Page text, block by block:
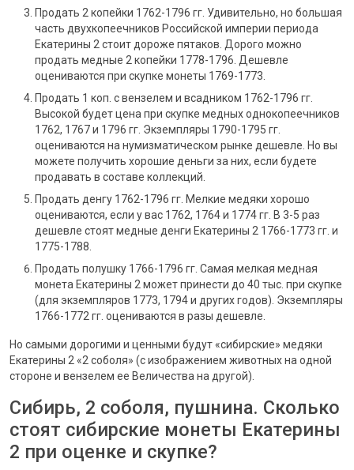
Продать 2 копейки 1762-1796 гг. Удивительно, но большая
часть двухкопеечников Российской империи периода
Екатерины 2 стоит дороже пятаков. Дорого можно
продать медные 2 копейки 1778-1796. Дешевле
оцениваются при скупке монеты 1769-1773.
Продать 1 коп. с вензелем и всадником 1762-1796 гг.
Высокой будет цена при скупке медных однокопеечников
1762, 1767 и 1796 гг. Экземпляры 1790-1795 гг.
оцениваются на нумизматическом рынке дешевле. Но вы
можете получить хорошие деньги за них, если будете
продавать в составе коллекций.
Продать денгу 1762-1796 гг. Мелкие медяки хорошо
оцениваются, если у вас 1762, 1764 и 1774 гг. В 3-5 раз
дешевле стоят медные денги Екатерины 2 1766-1773 гг. и
1775-1788.
Продать полушку 1766-1796 гг. Самая мелкая медная
монета Екатерины 2 может принести до 40 тыс. при скупке
(для экземпляров 1773, 1794 и других годов). Экземпляры
1766-1772 гг. оцениваются в разы дешевле.
Но самыми дорогими и ценными будут «сибирские» медяки
Екатерины 2 «2 соболя» (с изображением животных на одной
стороне и вензелем ее Величества на другой).
Сибирь, 2 соболя, пушнина. Сколько
стоят сибирские монеты Екатерины
2 при оценке и скупке?